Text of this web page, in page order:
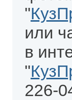
"
или
в
"
226-